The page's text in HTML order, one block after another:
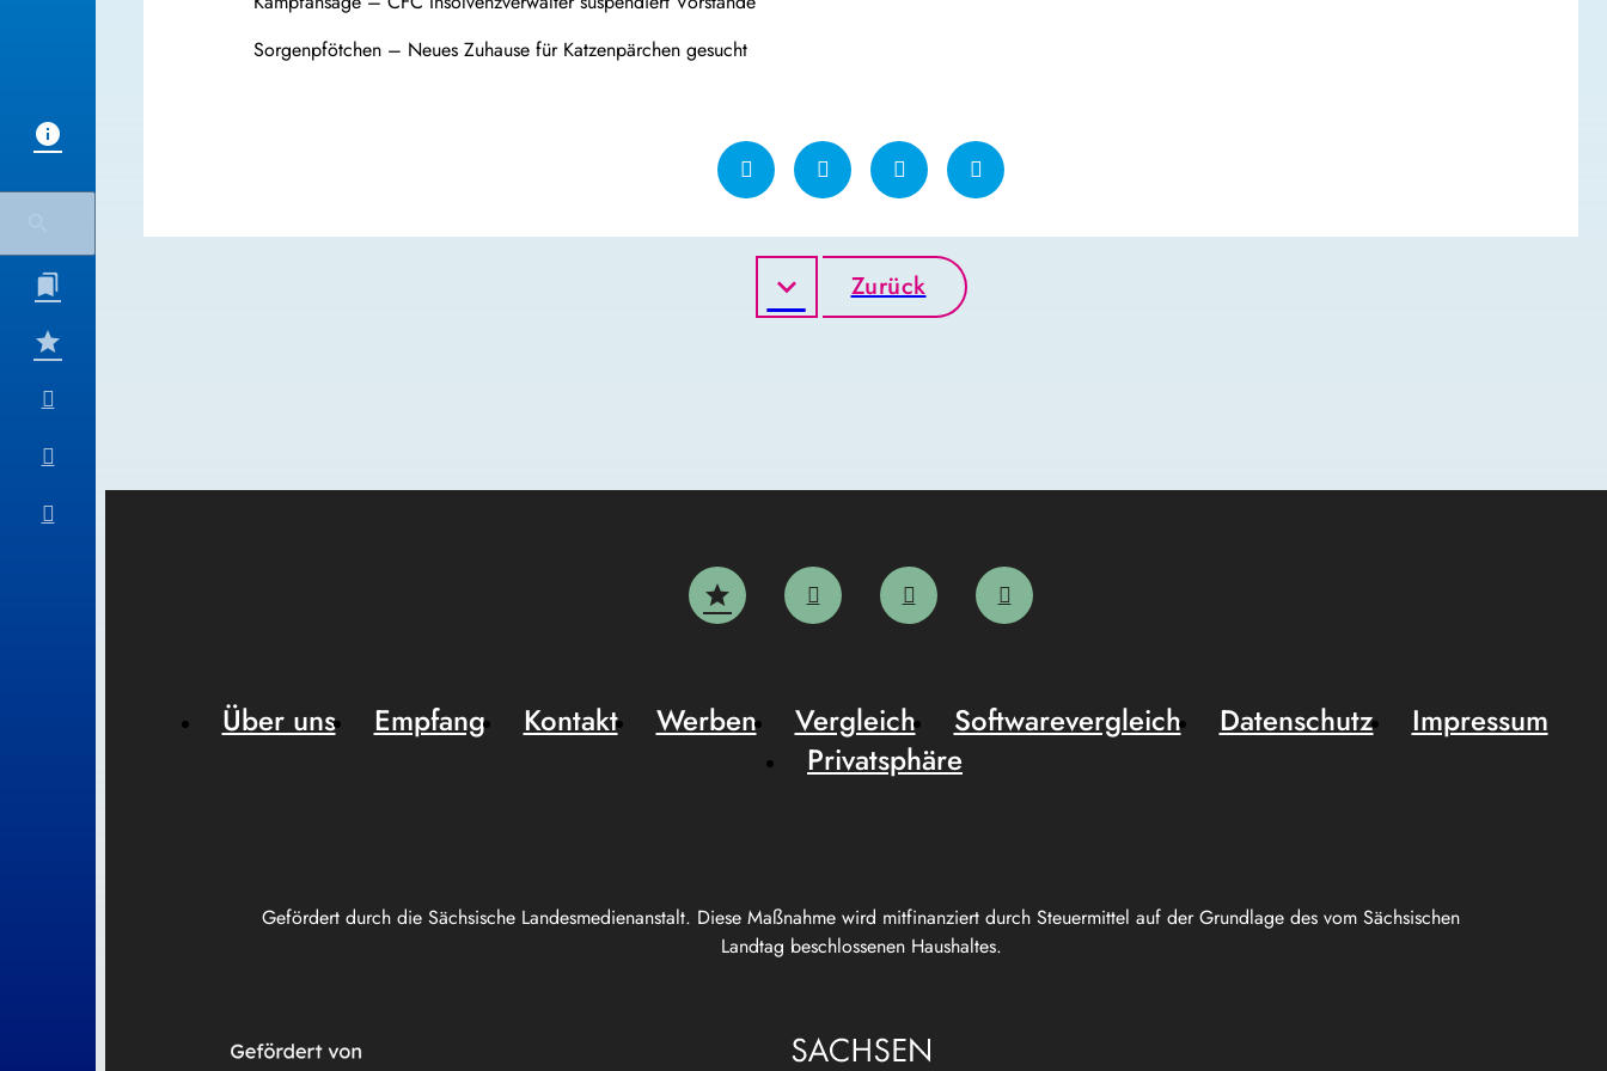
Sorgenpfötchen – Neues Zuhause für Katzenpärchen gesucht
Zurück
Gefördert durch die Sächsische Landesmedienanstalt. Diese Maßnahme wird mitfinanziert durch Steuermittel auf der Grundlage des vom Sächsischen
Landtag beschlossenen Haushaltes.
Über uns Empfang Kontakt Werben Vergleich Softwarevergleich Datenschutz
Impressum
Privatsphäre